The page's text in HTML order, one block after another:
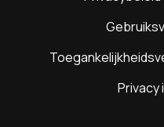
Privacy